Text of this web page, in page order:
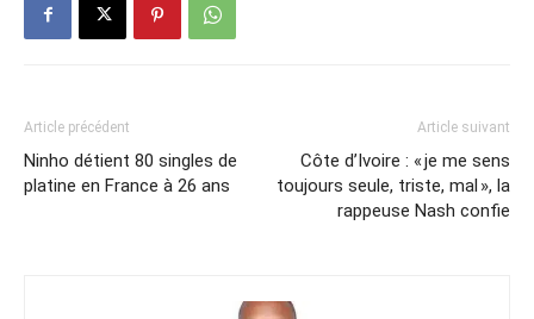
Article précédent
Ninho détient 80 singles de
platine en France à 26 ans
Article suivant
Côte d’Ivoire : « je me sens
toujours seule, triste, mal », la
rappeuse Nash confie